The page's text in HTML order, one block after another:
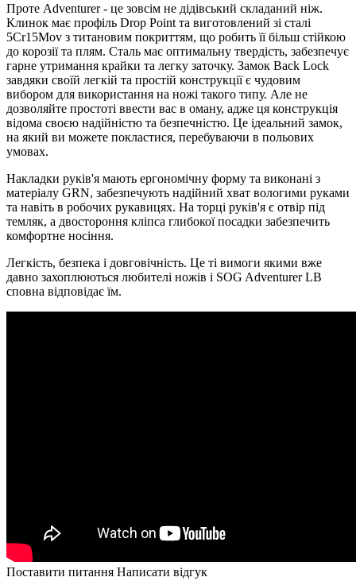
Проте Adventurer - це зовсім не дідівський складаний ніж.
Клинок має профіль Drop Point та виготовлений зі сталі
5Сr15Mov з титановим покриттям, що робить її більш стійкою
до корозії та плям. Сталь має оптимальну твердість, забезпечує
гарне утримання крайки та легку заточку. Замок Back Lock
завдяки своїй легкій та простій конструкції є чудовим
вибором для використання на ножі такого типу. Але не
дозволяйте простоті ввести вас в оману, адже ця конструкція
відома своєю надійністю та безпечністю. Це ідеальний замок,
на який ви можете покластися, перебуваючи в польових
умовах.
Накладки руків'я мають ергономічну форму та виконані з
матеріалу GRN, забезпечують надійний хват вологими руками
та навіть в робочих рукавицях. На торці руків'я є отвір під
темляк, а двостороння кліпса глибокої посадки забезпечить
комфортне носіння.
Легкість, безпека і довговічність. Це ті вимоги якими вже
давно захоплюються любителі ножів і SOG Adventurer LB
сповна відповідає їм.
Поставити питання Написати відгук